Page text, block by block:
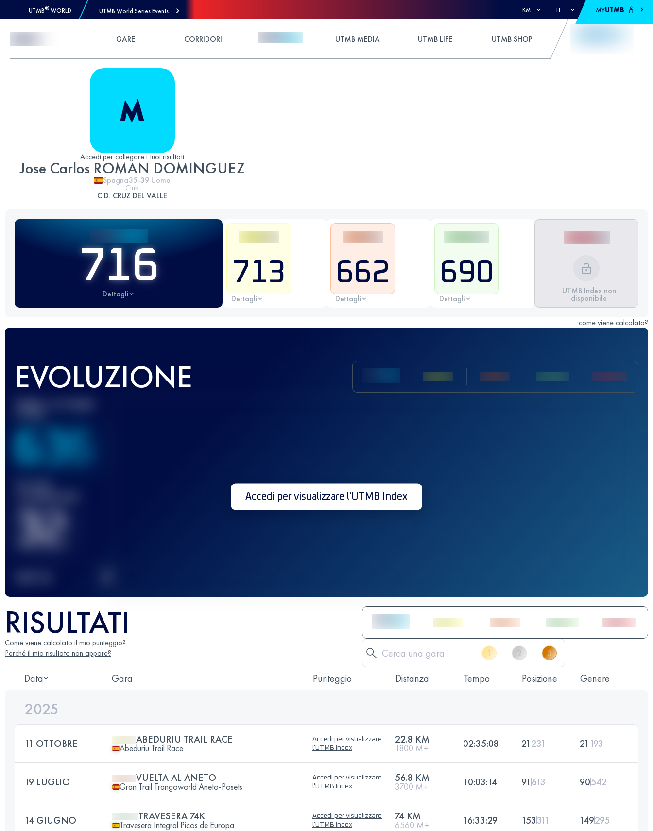
UTMB® WORLD UTMB World Series Events KM IT MYUTMB
GARE CORRIDORI UTMB MEDIA UTMB LIFE UTMB SHOP
Accedi per collegare i tuoi risultati
Jose Carlos ROMAN DOMINGUEZ
Spagna35-39 Uomo
Club
C.D. CRUZ DEL VALLE
716
Dettagli
713
Dettagli
662
Dettagli
690
Dettagli
UTMB Index non
disponibile
come viene calcolato?
EVOLUZIONE
Miglior punteggio
636
Gara(e)
32
Accedi per visualizzare l'UTMB Index
RISULTATI
Come viene calcolato il mio punteggio?
Perché il mio risultato non appare?
Data Gara Punteggio Distanza Tempo Posizione Genere
2025
11 OTTOBRE ABEDURIU TRAIL RACE
Abeduriu Trail Race
Accedi per visualizzare
l'UTMB Index
22.8 KM
1800 M+ 02:35:08 21 231 21 193
19 LUGLIO VUELTA AL ANETO
Gran Trail Trangoworld Aneto-Posets
Accedi per visualizzare
l'UTMB Index
56.8 KM
3700 M+ 10:03:14 91 613 90542
14 GIUGNO TRAVESERA 74K
Travesera Integral Picos de Europa
Accedi per visualizzare
l'UTMB Index
74 KM
6560 M+ 16:33:29 153311 149295